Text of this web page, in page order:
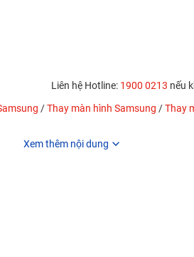
Liên hệ Hotline: 1900 0213 nếu
/Thay màn hình Samsung /Thay
Xem thêm nội dung